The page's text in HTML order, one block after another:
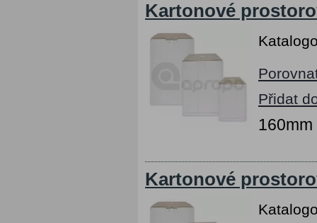
Kartonové
Přidat
Kartonové